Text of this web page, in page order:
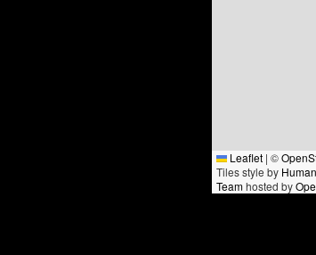
Leaflet | ©
Tiles style by
Teamhosted by